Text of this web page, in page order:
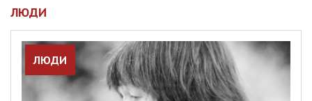
ЛЮДИ
ЛЮДИ